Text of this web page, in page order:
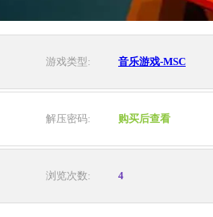
游戏类型: 音乐游戏-MSC
解压密码: 购买后查看
浏览次数: 4